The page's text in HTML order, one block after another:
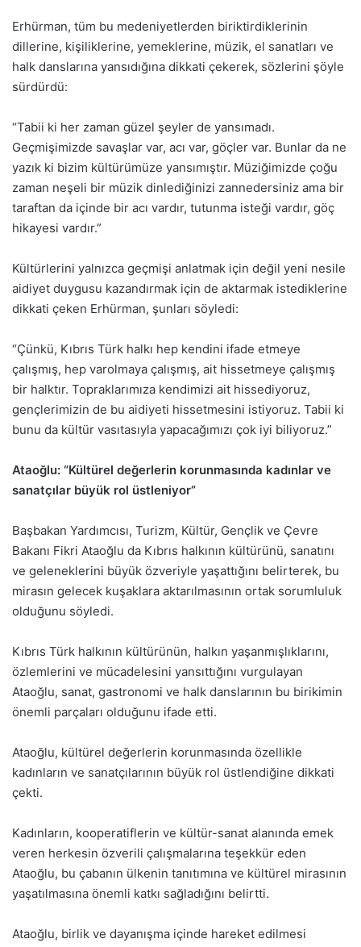
Erhürman, tüm bu medeniyetlerden biriktirdiklerinin
dillerine, kişiliklerine, yemeklerine, müzik, el sanatları ve
halk danslarına yansıdığına dikkati çekerek, sözlerini şöyle
sürdürdü:
“Tabii ki her zaman güzel şeyler de yansımadı.
Geçmişimizde savaşlar var, acı var, göçler var. Bunlar da ne
yazık ki bizim kültürümüze yansımıştır. Müziğimizde çoğu
zaman neşeli bir müzik dinlediğinizi zannedersiniz ama bir
taraftan da içinde bir acı vardır, tutunma isteği vardır, göç
hikayesi vardır.”
Kültürlerini yalnızca geçmişi anlatmak için değil yeni nesile
aidiyet duygusu kazandırmak için de aktarmak istediklerine
dikkati çeken Erhürman, şunları söyledi:
“Çünkü, Kıbrıs Türk halkı hep kendini ifade etmeye
çalışmış, hep varolmaya çalışmış, ait hissetmeye çalışmış
bir halktır. Topraklarımıza kendimizi ait hissediyoruz,
gençlerimizin de bu aidiyeti hissetmesini istiyoruz. Tabii ki
bunu da kültür vasıtasıyla yapacağımızı çok iyi biliyoruz.”
Ataoğlu: “Kültürel değerlerin korunmasında kadınlar ve
sanatçılar büyük rol üstleniyor”
Başbakan Yardımcısı, Turizm, Kültür, Gençlik ve Çevre
Bakanı Fikri Ataoğlu da Kıbrıs halkının kültürünü, sanatını
ve geleneklerini büyük özveriyle yaşattığını belirterek, bu
mirasın gelecek kuşaklara aktarılmasının ortak sorumluluk
olduğunu söyledi.
Kıbrıs Türk halkının kültürünün, halkın yaşanmışlıklarını,
özlemlerini ve mücadelesini yansıttığını vurgulayan
Ataoğlu, sanat, gastronomi ve halk danslarının bu birikimin
önemli parçaları olduğunu ifade etti.
Ataoğlu, kültürel değerlerin korunmasında özellikle
kadınların ve sanatçılarının büyük rol üstlendiğine dikkati
çekti.
Kadınların, kooperatiflerin ve kültür-sanat alanında emek
veren herkesin özverili çalışmalarına teşekkür eden
Ataoğlu, bu çabanın ülkenin tanıtımına ve kültürel mirasının
yaşatılmasına önemli katkı sağladığını belirtti.
Ataoğlu, birlik ve dayanışma içinde hareket edilmesi